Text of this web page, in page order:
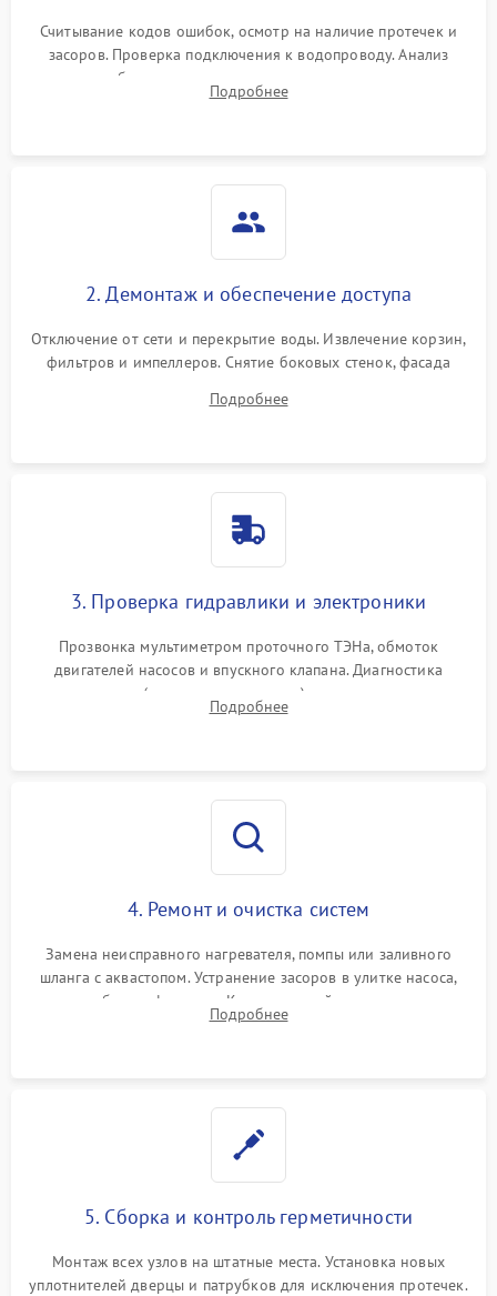
Считывание кодов ошибок, осмотр на наличие протечек и
засоров. Проверка подключения к водопроводу. Анализ
жалоб на отсутствие слива, нагрева, вращения
разбрызгивателей или срабатывание системы защиты
Подробнее
2. Демонтаж и обеспечение доступа
Отключение от сети и перекрытие воды. Извлечение корзин,
фильтров и импеллеров. Снятие боковых стенок, фасада
циркуляционному насосу, ТЭНу и сливной помпе.
Подробнее
3. Проверка гидравлики и электроники
Прозвонка мультиметром проточного ТЭНа, обмоток
двигателей насосов и впускного клапана. Диагностика
прессостата (датчика уровня воды), датчика мутности,
концевика дверцы и электронного модуля управления.
Подробнее
4. Ремонт и очистка систем
Замена неисправного нагревателя, помпы или заливного
шланга с аквастопом. Устранение засоров в улитке насоса,
патрубках и фильтрах. Компонентный ремонт платы
управления, восстановление поврежденной проводки.
Подробнее
5. Сборка и контроль герметичности
Монтаж всех узлов на штатные места. Установка новых
уплотнителей дверцы и патрубков для исключения протечек.